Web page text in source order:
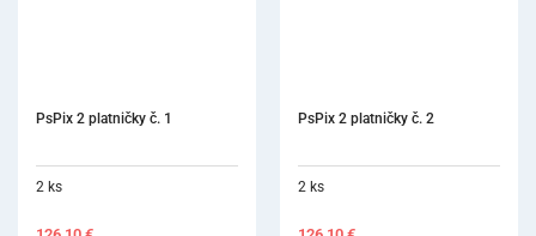
PsPix 2 platničky č. 2
Carestream CS7600/